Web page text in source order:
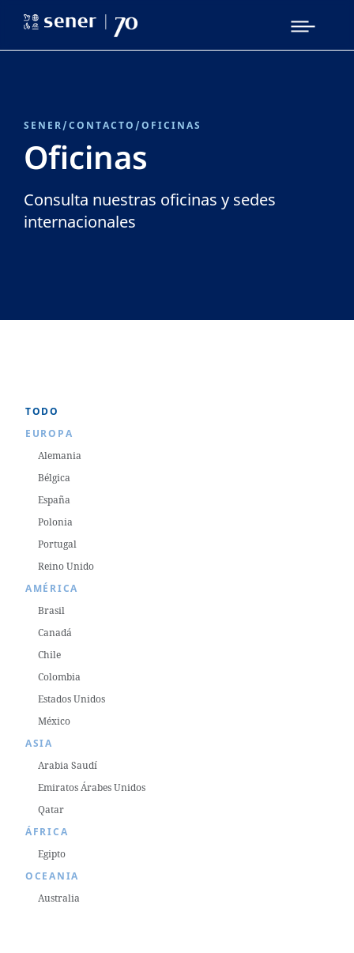
SENER/CONTACTO /OFICINAS
Oficinas
Consulta nuestras oficinas y sedes
internacionales
TODO
EUROPA
Alemania
Bélgica
España
Polonia
Portugal
Reino Unido
AMÉRICA
Brasil
Canadá
Chile
Colombia
Estados Unidos
México
ASIA
Arabia Saudí
Emiratos Árabes Unidos
Qatar
ÁFRICA
Egipto
OCEANIA
Australia